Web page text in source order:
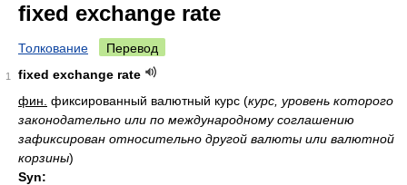
fixed exchange rate
Толкование Перевод
1
fixed exchange rate
фин. фиксированный валютный курс (курс, уровень которого
законодательно или по международному соглашению
зафиксирован относительно другой валюты или валютной
корзины)
Syn: